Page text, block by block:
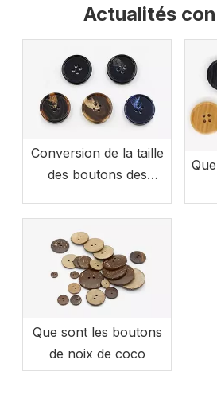
Actualités
Conversion de la taille
des boutons des
Que sont les boutons
de noix de coco